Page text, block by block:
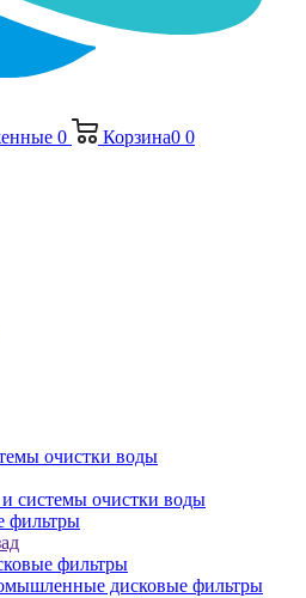
0 Корзина0 0
очистки воды
системы очистки воды
фильтры
фильтры
дисковые фильтры